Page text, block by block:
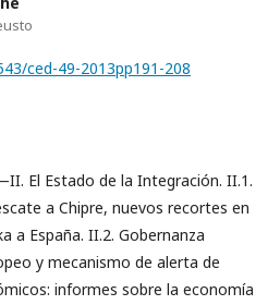
ced-49-2013pp191-208
El Estado de la Integración. II.1.
a Chipre, nuevos recortes en
a España. II.2. Gobernanza
y mecanismo de alerta de
informes sobre la economía